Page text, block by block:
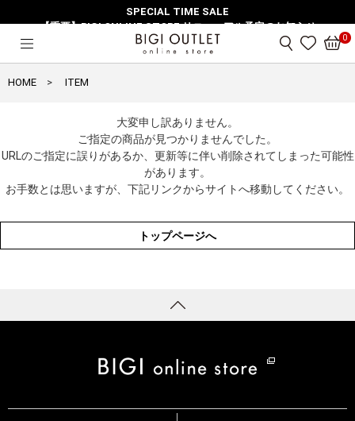
SPECIAL TIME SALE
【重要】BIGI ONLINE STORE リニューアル予定のお知らせ
0
HOME ITEM
大変申し訳ありません。
ご指定の商品が見つかりませんでした。
URLのご指定に誤りがあるか、更新等に伴い削除されてしまった可能性
があります。
お手数とは思いますが、下記リンクからサイトへ移動してください。
トップページへ